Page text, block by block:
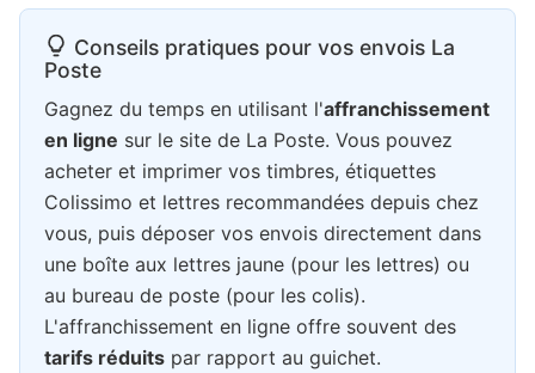
Conseils pratiques pour vos envois La
Poste
Gagnez du temps en utilisant l'affranchissement
en ligne sur le site de La Poste. Vous pouvez
acheter et imprimer vos timbres, étiquettes
Colissimo et lettres recommandées depuis chez
vous, puis déposer vos envois directement dans
une boîte aux lettres jaune (pour les lettres) ou
au bureau de poste (pour les colis).
L'affranchissement en ligne offre souvent des
tarifs réduits par rapport au guichet.